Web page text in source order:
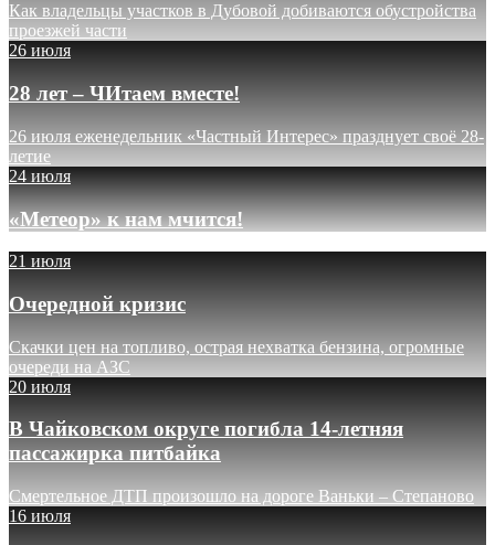
Как владельцы участков в Дубовой добиваются обустройства
проезжей части
26 июля
28 лет – ЧИтаем вместе!
26 июля еженедельник «Частный Интерес» празднует своё 28-
летие
24 июля
«Метеор» к нам мчится!
21 июля
Очередной кризис
Скачки цен на топливо, острая нехватка бензина, огромные
очереди на АЗС
20 июля
В Чайковском округе погибла 14-летняя
пассажирка питбайка
Смертельное ДТП произошло на дороге Ваньки – Степаново
16 июля